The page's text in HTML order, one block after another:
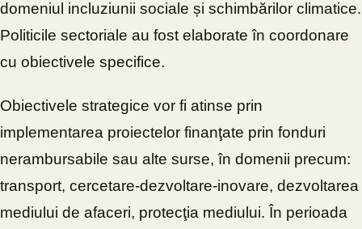
domeniul incluziunii sociale și schimbărilor climatice.
Politicile sectoriale au fost elaborate în coordonare
cu obiectivele specifice.
Obiectivele strategice vor fi atinse prin
implementarea proiectelor finanţate prin fonduri
nerambursabile sau alte surse, în domenii precum:
transport, cercetare-dezvoltare-inovare, dezvoltarea
mediului de afaceri, protecţia mediului. În perioada